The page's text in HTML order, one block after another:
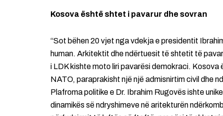
Kosova është shtet i pavarur dhe sovran
“Sot bëhen 20 vjet nga vdekja e presidentit
human. Arkitektit dhe ndërtuesit të shtetit të
i LDK kishte moto liri pavarësi demokraci.
NATO, paraprakisht një një admisnirtim civil dhe
Plafroma politike e Dr. Ibrahim Rugovës ishte
dinamikës së ndryshimeve në aritekturën